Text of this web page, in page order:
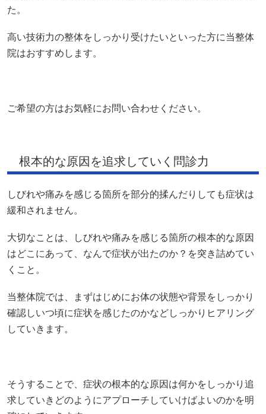
た。
高い技術力の整体をしっかり受けたいといった方に当整体
院はおすすめします。
ご希望の方はお気軽にお問い合わせください。
根本的な原因を追求していく問診力
しびれや痛みを感じる箇所を部分的揉んだりしても症状は
緩和されません。
大切なことは、しびれや痛みを感じる箇所の根本的な原因
はどこにあって、なんで症状が出たのか？を突き詰めてい
くこと。
当整体院では、まずはじめにお体の状態や背景をしっかり
確認しいつ頃に症状を感じたのかなどしっかりヒアリング
していきます。
そうすることで、症状の根本的な原因は何かをしっかり追
求していきどのようにアプローチしていけばよいのかを明